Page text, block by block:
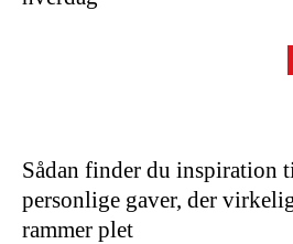
Sådan finder du inspiration
personlige gaver, der
rammer plet